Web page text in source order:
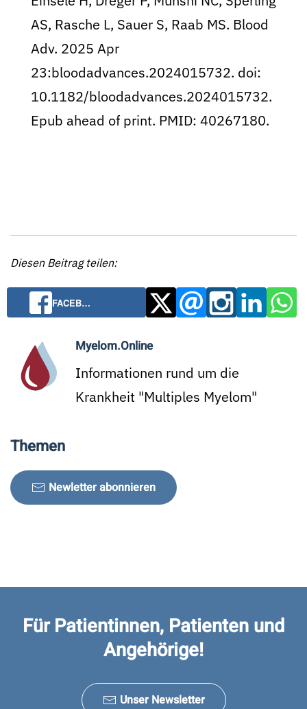
AS, Rasche L, Sauer S, Raab MS. Blood
Adv. 2025 Apr
23:bloodadvances.2024015732. doi:
10.1182/bloodadvances.2024015732.
Epub ahead of print. PMID: 40267180.
Diesen Beitrag teilen:
FACEB…
Myelom.Online
Informationen rund um die
Krankheit "Multiples Myelom"
Themen
Newletter abonnieren
Für Patientinnen, Patienten und
Angehörige!
Unser Newsletter